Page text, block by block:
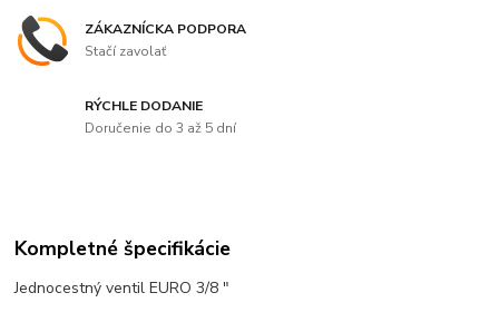
ZÁKAZNÍCKA PODPORA
Stačí zavolať
RÝCHLE DODANIE
Doručenie do 3 až 5 dní
Kompletné špecifikácie
Jednocestný ventil EURO 3/8 "